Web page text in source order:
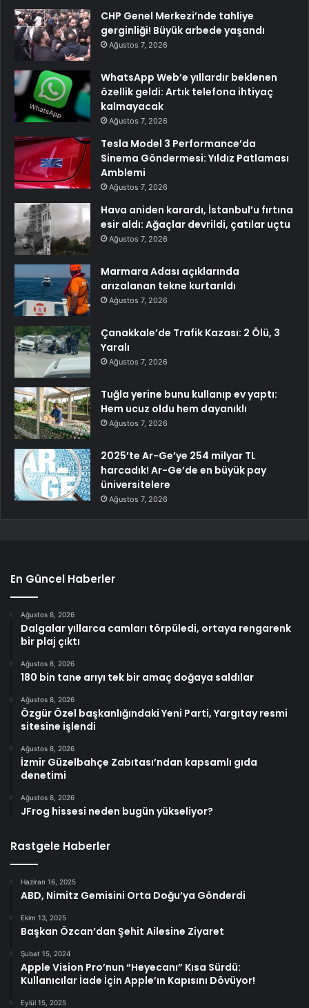
CHP Genel Merkezi’nde tahliye
gerginliği! Büyük arbede yaşandı
Ağustos 7, 2026
WhatsApp Web’e yıllardır beklenen
özellik geldi: Artık telefona ihtiyaç
kalmayacak
Ağustos 7, 2026
Tesla Model 3 Performance’da
Sinema Göndermesi: Yıldız Patlaması
Amblemi
Ağustos 7, 2026
Hava aniden karardı, İstanbul’u fırtına
esir aldı: Ağaçlar devrildi, çatılar uçtu
Ağustos 7, 2026
Marmara Adası açıklarında
arızalanan tekne kurtarıldı
Ağustos 7, 2026
Çanakkale’de Trafik Kazası: 2 Ölü, 3
Yaralı
Ağustos 7, 2026
Tuğla yerine bunu kullanıp ev yaptı:
Hem ucuz oldu hem dayanıklı
Ağustos 7, 2026
2025’te Ar-Ge’ye 254 milyar TL
harcadık! Ar-Ge’de en büyük pay
üniversitelere
Ağustos 7, 2026
En Güncel Haberler
Ağustos 8, 2026
Dalgalar yıllarca camları törpüledi, ortaya rengarenk
bir plaj çıktı
Ağustos 8, 2026
180 bin tane arıyı tek bir amaç doğaya saldılar
Ağustos 8, 2026
Özgür Özel başkanlığındaki Yeni Parti, Yargıtay resmi
sitesine işlendi
Ağustos 8, 2026
İzmir Güzelbahçe Zabıtası’ndan kapsamlı gıda
denetimi
Ağustos 8, 2026
JFrog hissesi neden bugün yükseliyor?
Rastgele Haberler
Haziran 16, 2025
ABD, Nimitz Gemisini Orta Doğu’ya Gönderdi
Ekim 13, 2025
Başkan Özcan’dan Şehit Ailesine Ziyaret
Şubat 15, 2024
Apple Vision Pro’nun “Heyecanı” Kısa Sürdü:
Kullanıcılar İade İçin Apple’ın Kapısını Dövüyor!
Eylül 15, 2025